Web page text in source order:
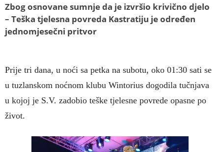
Zbog osnovane sumnje da je izvršio krivično djelo
– Teška tjelesna povreda Kastratiju je određen
jednomjesečni pritvor
Prije tri dana, u noći sa petka na subotu, oko 01:30 sati se
u tuzlanskom noćnom klubu Wintorius dogodila tučnjava
u kojoj je S.V. zadobio teške tjelesne povrede opasne po
život.